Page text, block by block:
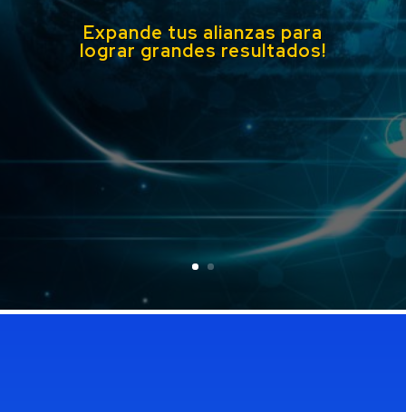
Expande tus alianzas para
lograr grandes resultados!